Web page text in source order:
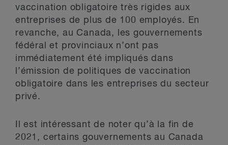
vaccination obligatoire très rigides aux
entreprises de plus de 100 employés. En
revanche, au Canada, les gouvernements
fédéral et provinciaux n’ont pas
immédiatement été impliqués dans
l’émission de politiques de vaccination
obligatoire dans les entreprises du secteur
privé.
Il est intéressant de noter qu’à la fin de
2021, certains gouvernements au Canada